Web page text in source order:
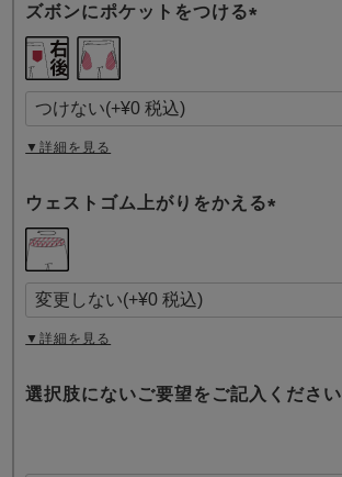
ズボンにポケットをつける
須
)
▼詳細を見る
ウェストゴム上がりをかえる
須
)
▼詳細を見る
選択肢にないご要望をご記入ください